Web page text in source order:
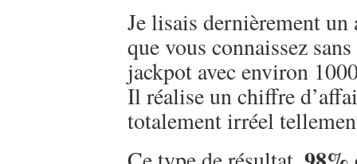
Je lisais dernièrement
que vous connaissez
jackpot avec environ
Il réalise un chiffre
totalement irréel